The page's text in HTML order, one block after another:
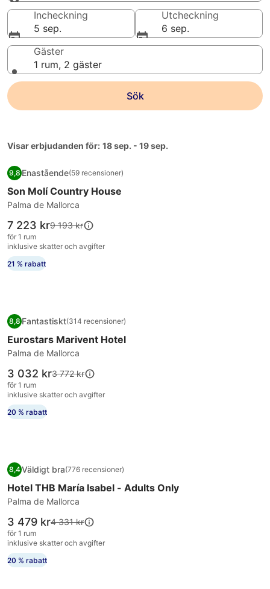
Destination
Incheckning
5 sep.
Utcheckning
6 sep.
Gäster
1 rum, 2 gäster
Sök
Visar erbjudanden för: 18 sep. - 19 sep.
Fotogalleri
för
Son
Molí
Country
House
9,89,8 av 10, Enastående, (59 recensioner)
Enastående(59 recensioner)
Son Molí Country House
Palma de Mallorca
21 % rabatt
Priset
är
7 223 kr
7 223 krPriset
9 193 kr,
9 193 kr
för 1 rum
inklusive skatter och avgifter
Son Molí Country House
Fotogalleri
för
Eurostars
Marivent
Hotel
8,88,8 av 10, Fantastiskt, (314 recensioner)
Fantastiskt(314 recensioner)
Eurostars Marivent Hotel
Palma de Mallorca
20 % rabatt
Priset
är
3 032 kr
3 032 krPriset
3 772 kr,
3 772 kr
för 1 rum
inklusive skatter och avgifter
Eurostars Marivent Hotel
Fotogalleri
för
Hotel
THB
María
Isabel
-
Adults
8,48,4 av 10, Väldigt bra, (776 recensioner)
Väldigt bra(776 recensioner)
Hotel THB María Isabel - Adults Only
Palma de Mallorca
20 % rabatt
Priset
är
3 479 kr
3 479 krPriset
4 331 kr,
4 331 kr
för 1 rum
inklusive skatter och avgifter
Hotel THB María Isabel - Adults Only